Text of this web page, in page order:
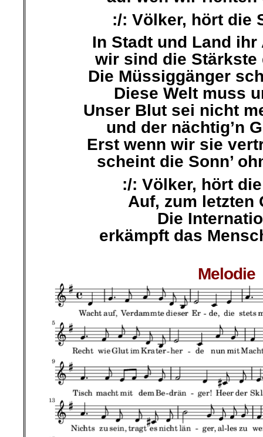
:/: Völker, hört die
In Stadt und Land
wir sind die Stärkste
Die Müssiggänger
Diese Welt muss
Unser Blut sei nicht
und der nächtig’n
Erst wenn wir sie
scheint die Sonn’
:/: Völker, hört
Auf, zum letzten
Die
erkämpft das
Melodie